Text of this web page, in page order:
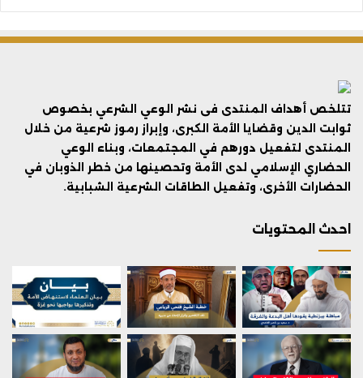
تتلخص أهداف المنتدى فى نشر الوعي الشرعي بخصوص
ثوابت الدين وقضايا الأمة الكبرى، وإبراز رموز شرعية من خلال
المنتدى لتفعيل دورهم في المجتمعات، وبناء الوعي
الحضاري الإسلامي لدى الأمة وتحصينها من خطر الذوبان في
الحضارات الأخرى، وتفعيل الطاقات الشرعية الشبابية.
احدث المحتويات